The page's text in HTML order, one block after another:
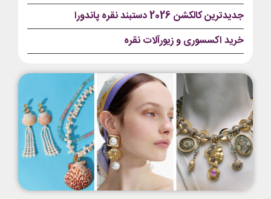
جدیدترین کالکشن 2026 دستبند نقره پاندورا
خرید اکسسوری و زیورآلات نقره